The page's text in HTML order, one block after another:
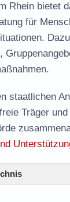
Rhein bietet
für
staatlichen
Träger